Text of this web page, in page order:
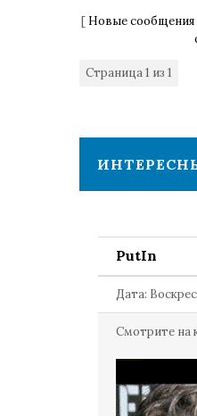
[ Новые сообщения
Страница1 из 1
PutIn
Дата:
Смотрите на